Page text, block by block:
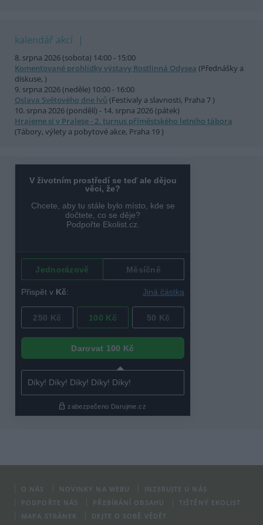
kalendář akcí
8. srpna 2026 (sobota) 14:00 - 15:00
Komentované prohlídky výstavy Rostlinná Odysea (Přednášky a
diskuse, )
9. srpna 2026 (neděle) 10:00 - 16:00
Oslava Světového dne lvů (Festivaly a slavnosti, Praha 7 )
10. srpna 2026 (pondělí) - 14. srpna 2026 (pátek)
Hrajeme si v Pralese - 2. turnus příměstského letního tábora
(Tábory, výlety a pobytové akce, Praha 19 )
O NÁS NOVINKY NA WEBU
INZERUJTE U NÁS
PODPOŘTE NÁS
PŘEBÍRÁNÍ OBSAHU
TIŠTĚNÝ EKOLIST
MAPA STRÁNEK
DEJTE O SOBĚ VĚDĚT